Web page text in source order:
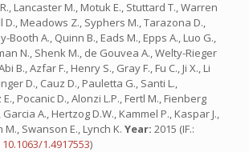
Lancaster M., Motuk E., Stuttard T., Warren
D., Meadows Z., Syphers M., Tarazona D.,
Booth A., Quinn B., Eads M., Epps A., Luo G.,
N., Shenk M., de Gouvea A., Welty-Rieger
B., Azfar F., Henry S., Gray F., Fu C., Ji X., Li
D., Cauz D., Pauletta G., Santi L.,
Pocanic D., Alonzi L.P., Fertl M., Fienberg
A., Hertzog D.W., Kammel P., Kaspar J.,
M., Swanson E., Lynch K. Year: 2015 (IF.:
10.1063/1.4917553)